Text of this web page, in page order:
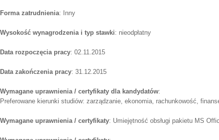
Forma zatrudnienia: Inny
Wysokość wynagrodzenia i typ stawki: nieodpłatny
Data rozpoczęcia pracy: 02.11.2015
Data zakończenia pracy: 31.12.2015
Wymagane uprawnienia / certyfikaty dla kandydatów:
Preferowane kierunki studiów: zarządzanie, ekonomia, rachunkowość,
Wymagane uprawnienia / certyfikaty: Umiejętność obsługi pakietu MS